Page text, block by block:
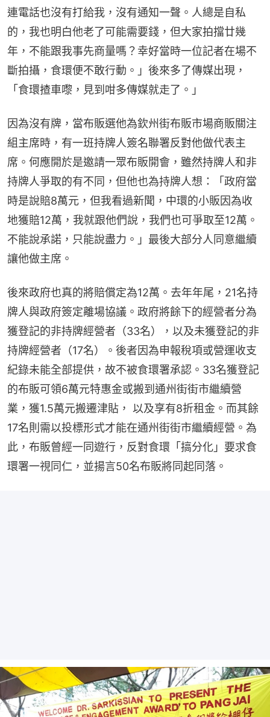
連電話也沒有打給我，沒有通知一聲。人總是自私
的，我也明白他老了可能需要錢，但大家拍擋廿幾
年，不能跟我事先商量嗎？幸好當時一位記者在場不
斷拍攝，食環便不敢行動。」後來多了傳媒出現，
「食環揸車嚟，見到咁多傳媒就走了。」
因為沒有牌，當布販選他為欽州街布販市場商販關注
組主席時，有一班持牌人簽名聯署反對他做代表主
席。何應開於是邀請一眾布販開會，雖然持牌人和非
持牌人爭取的有不同，但他也為持牌人想：「政府當
時是說賠8萬元，但我看過新聞，中環的小販因為收
地獲賠12萬，我就跟他們說，我們也可爭取至12萬。
不能說承諾，只能說盡力。」最後大部分人同意繼續
讓他做主席。
後來政府也真的將賠償定為12萬。去年年尾，21名持
牌人與政府簽定離場協議。政府將餘下的經營者分為
獲登記的非持牌經營者（33名），以及未獲登記的非
持牌經營者（17名）。後者因為申報稅項或營運收支
紀錄未能全部提供，故不被食環署承認。33名獲登記
的布販可領6萬元特惠金或搬到通州街街市繼續營
業，獲1.5萬元搬遷津貼， 以及享有8折租金。而其餘
17名則需以投標形式才能在通州街街市繼續經營。為
此，布販曾經一同遊行，反對食環「搞分化」要求食
環署一視同仁，並揚言50名布販將同起同落。